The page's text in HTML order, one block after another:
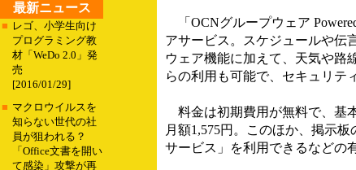
最新ニュース
■ レゴ、小学生向け
プログラミング教
材「WeDo 2.0」発
売
[2016/01/29]
■ マクロウイルスを
知らない世代の社
員が狙われる？
「Office文書を開い
て感染」攻撃が再
「OCNグループウェア
アサービス。スケジュールや伝
ウェア機能に加えて、天気や路
らの利用も可能で、セキュリテ
料金は初期費用が無料で、基
月額1,575円。このほか、掲示
サービス」を利用できるなどの